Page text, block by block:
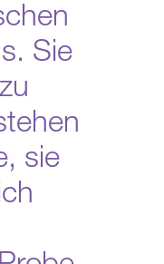
Sie
sie